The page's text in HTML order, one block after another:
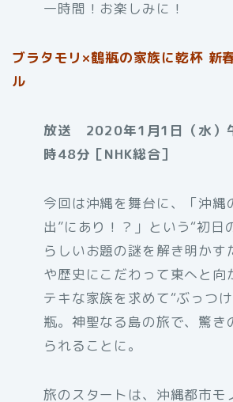
一時間！お楽しみに！
ブラタモリ×鶴瓶の家族に乾杯 新
ル
放送 2020年1月1日（水）
時48分［NHK総合］
今回は沖縄を舞台に、「沖縄
出”にあり！？」という“初日
らしいお題の謎を解き明かす
や歴史にこだわって東へと向
テキな家族を求めて“ぶっつ
瓶。神聖なる島の旅で、驚き
られることに。
旅のスタートは、沖縄都市モ